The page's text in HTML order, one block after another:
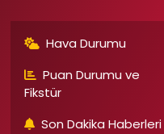
Hava Durumu
Puan Durumu ve
Fikstür
Son Dakika Haberleri